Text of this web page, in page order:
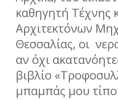
καθηγητή Τέχνης
Αρχιτεκτόνων
Θεσσαλίας, οι
αν όχι
βιβλίο
μπαμπάς μου